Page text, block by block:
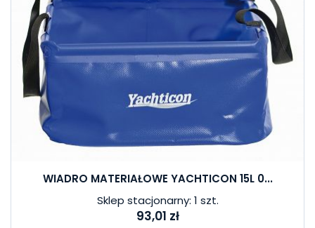
WIADRO MATERIAŁOWE YACHTICON 15L 0...
Sklep stacjonarny: 1 szt.
93,01 zł